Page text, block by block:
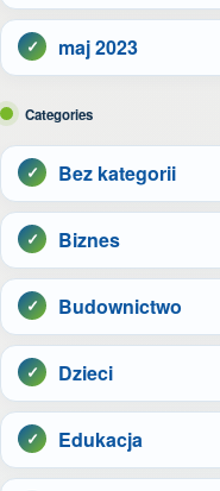
maj 2023
Categories
Bez kategorii
Biznes
Budownictwo
Dzieci
Edukacja